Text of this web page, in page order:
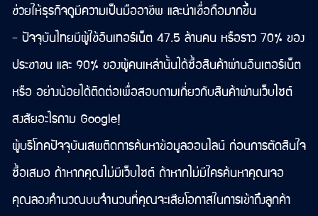
ช่วยให้ธุรกิจดูมีความเป็นมืออาชีพ และน่าเชื่อถือมากขึ้น
- ปัจจุบันไทยมีผู้ใช้อินเทอร์เน็ต 47.5 ล้านคน หรือราว 70% ของ
ประชาชน และ 90% ของผู้คนเหล่านั้นได้ซื้อสินค้าผ่านอินเตอร์เน็ต
หรือ อย่างน้อยได้ติดต่อเพื่อสอบถามเกี่ยวกับสินค้าผ่านเว็บไซต์
สงสัยอะไรถาม Google!
ผู้บริโภคปัจจุบันเสพติดการค้นหาข้อมูลออนไลน์ ก่อนการตัดสินใจ
ซื้อเสมอ ถ้าหากคุณไม่มีเว็บไซต์ ถ้าหากไม่มีใครค้นหาคุณเจอ
คุณลองคำนวณบนจำนวนที่คุณจะเสียโอกาสในการเข้าถึงลูกค้า